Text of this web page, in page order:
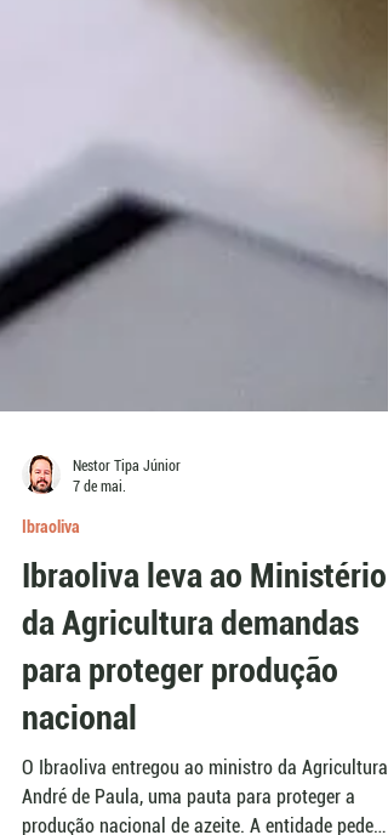
Nestor Tipa Júnior
Ibraoliva
Ibraoliva leva ao Ministério
da Agricultura demandas
para proteger produção
nacional
O Ibraoliva entregou ao ministro da Agricultura,